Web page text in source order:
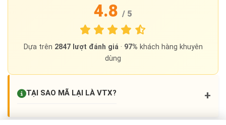
4.8 / 5
Dựa trên 2847lượt đánh giá · 97% khách hàng khuyên
dùng
TẠI SAO MÃ LẠI LÀ VTX? +